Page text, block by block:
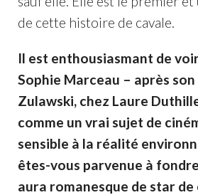
de cette histoire de cavale.
Il est enthousiasmant de
Sophie Marceau – après son
Zulawski, chez Laure
comme un vrai sujet de
sensible à la réalité
êtes-vous parvenue à
aura romanesque de star de